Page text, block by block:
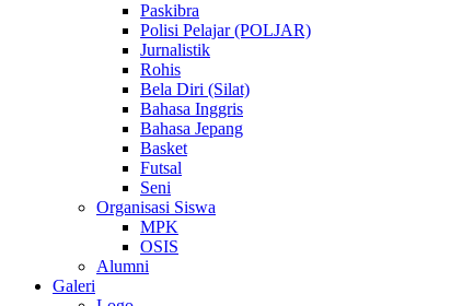
Paskibra
Polisi Pelajar (POLJAR)
Jurnalistik
Rohis
Bela Diri (Silat)
Bahasa Inggris
Bahasa Jepang
Basket
Futsal
Seni
Organisasi Siswa
MPK
OSIS
Alumni
Galeri